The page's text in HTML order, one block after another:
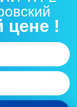
цене !